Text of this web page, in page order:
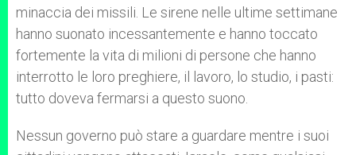
minaccia dei missili. Le sirene nelle ultime settimane
hanno suonato incessantemente e hanno toccato
fortemente la vita di milioni di persone che hanno
interrotto le loro preghiere, il lavoro, lo studio, i pasti:
tutto doveva fermarsi a questo suono.
Nessun governo può stare a guardare mentre i suoi